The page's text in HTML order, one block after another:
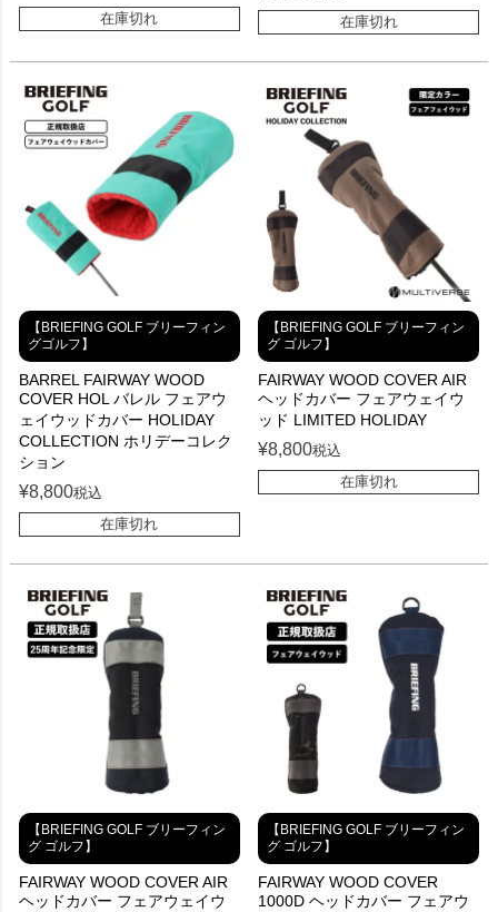
在庫切れ
在庫切れ
【BRIEFING GOLF ブリーフィン
グゴルフ】
BARREL FAIRWAY WOOD
COVER HOL バレル フェアウ
ェイウッドカバー HOLIDAY
COLLECTION ホリデーコレク
ション
¥8,800税込
在庫切れ
【BRIEFING GOLF ブリーフィン
グ ゴルフ】
FAIRWAY WOOD COVER AIR
ヘッドカバー フェアウェイウ
ッド LIMITED HOLIDAY
¥8,800税込
在庫切れ
【BRIEFING GOLF ブリーフィン
グ ゴルフ】
FAIRWAY WOOD COVER AIR
ヘッドカバー フェアウェイウ
【BRIEFING GOLF ブリーフィン
グ ゴルフ】
FAIRWAY WOOD COVER
1000D ヘッドカバー フェアウ